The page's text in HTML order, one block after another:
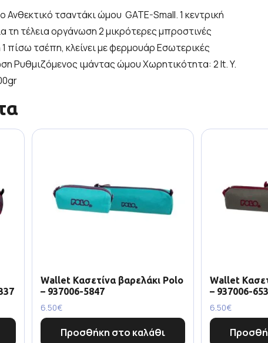
τσαντάκι ώμου GATE-Small. 1 κεντρική
τη τέλεια οργάνωση 2 μικρότερες μπροστινές
πίσω τσέπη, κλείνει με φερμουάρ Εσωτερικές
Ρυθμιζόμενος ιμάντας ώμου Χωρητικότητα: 2 lt. Y.
Wallet Κασετίνα βαρελάκι Polo
– 937006-5847
6.50€
Προσθήκη στο καλάθι
Wallet
– 937006-
6.50€